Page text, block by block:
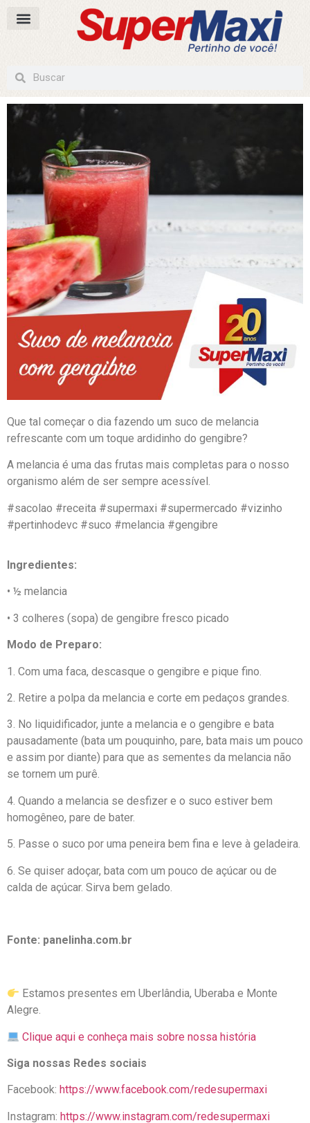
Que tal começar o dia fazendo um suco de melancia
refrescante com um toque ardidinho do gengibre?
A melancia é uma das frutas mais completas para o nosso
organismo além de ser sempre acessível.
#sacolao #receita #supermaxi #supermercado #vizinho
#pertinhodevc #suco #melancia #gengibre
Ingredientes:
• ½ melancia
• 3 colheres (sopa) de gengibre fresco picado
Modo de Preparo:
1. Com uma faca, descasque o gengibre e pique fino.
2. Retire a polpa da melancia e corte em pedaços grandes.
3. No liquidificador, junte a melancia e o gengibre e bata
pausadamente (bata um pouquinho, pare, bata mais um pouco
e assim por diante) para que as sementes da melancia não
se tornem um purê.
4. Quando a melancia se desfizer e o suco estiver bem
homogêneo, pare de bater.
5. Passe o suco por uma peneira bem fina e leve à geladeira.
6. Se quiser adoçar, bata com um pouco de açúcar ou de
calda de açúcar. Sirva bem gelado.
Fonte: panelinha.com.br
Estamos presentes em Uberlândia, Uberaba e Monte
Alegre.
Clique aqui e conheça mais sobre nossa história
Siga nossas Redes sociais
Facebook: https://www.facebook.com/redesupermaxi
Instagram: https://www.instagram.com/redesupermaxi